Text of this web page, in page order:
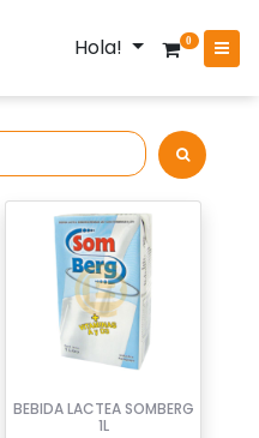
Hola! 0
BEBIDA LACTEA SOMBERG
1L